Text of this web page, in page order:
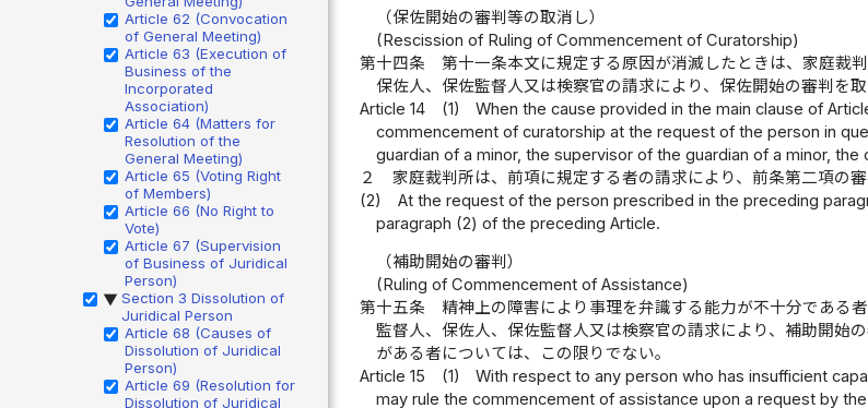
Article 62 (Convocation
of General Meeting)
Article 63 (Execution of
Business of the
Incorporated
Association)
Article 64 (Matters for
Resolution of the
General Meeting)
Article 65 (Voting Right
of Members)
Article 66 (No Right to
Vote)
Article 67 (Supervision
of Business of Juridical
Person)
▶ Section 3 Dissolution of
Juridical Person
Article 68 (Causes of
Dissolution of Juridical
Person)
Article 69 (Resolution for
Dissolution of Juridical
（保佐開始の審判等の取消し）
(Rescission of Ruling of Commencement of Curatorship)
第十四条
第十一条本文に規定する原因が消滅したときは、家庭裁
保佐人、保佐監督人又は検察官の請求により、保佐開始の審判を
Article 14
(1)
When the cause provided in the main clause of
commencement of curatorship at the request of the person in
guardian of a minor, the supervisor of the guardian of a minor,
２
家庭裁判所は、前項に規定する者の請求により、前条第二項の
(2)
At the request of the person prescribed in the preceding
paragraph (2) of the preceding Article.
（補助開始の審判）
(Ruling of Commencement of Assistance)
第十五条
精神上の障害により事理を弁識する能力が不十分である
監督人、保佐人、保佐監督人又は検察官の請求により、補助開始
がある者については、この限りでない。
Article 15
(1)
With respect to any person who has insufficient
may rule the commencement of assistance upon a request by